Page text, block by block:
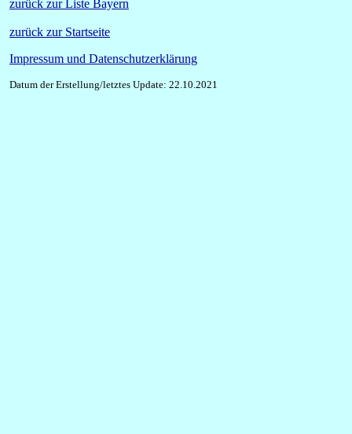
zurück zur Liste Bayern
zurück zur Startseite
Impressum und Datenschutzerklärung
Datum der Erstellung/letztes Update: 22.10.2021